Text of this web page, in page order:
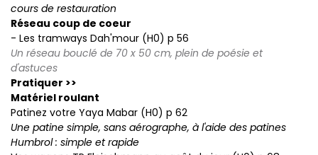
cours de restauration
Réseau coup de coeur
- Les tramways Dah'mour (H0) p 56
Un réseau bouclé de 70 x 50 cm, plein de poésie et
d'astuces
Pratiquer >>
Matériel roulant
Patinez votre Yaya Mabar (H0) p 62
Une patine simple, sans aérographe, à l'aide des patines
Humbrol : simple et rapide